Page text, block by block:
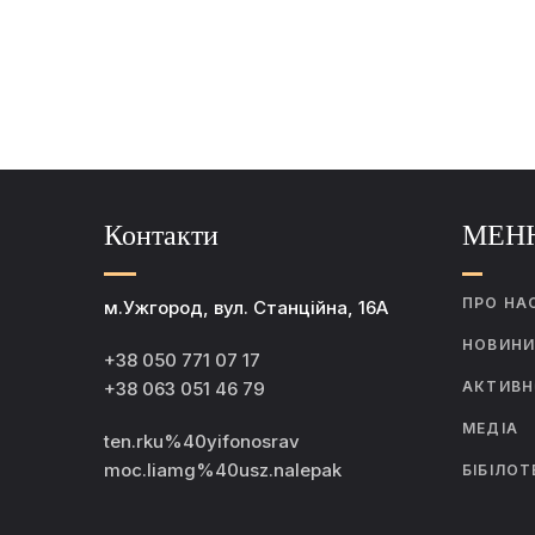
Контакти
м.Ужгород, вул. Станційна, 16А
+38 050 771 07 17
+38 063 051 46 79
ten.rku%40yifonosrav
moc.liamg%40usz.nalepak
ПРО
НОВИНИ
МЕДІА